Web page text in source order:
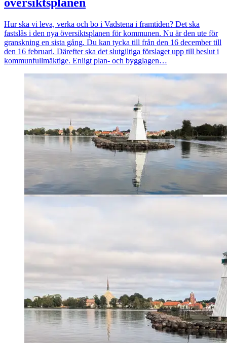
Hur ska vi leva, verka och bo i Vadstena i framtiden? Det ska
fastslås i den nya översiktsplanen för kommunen. Nu är den ute för
granskning en sista gång. Du kan tycka till från den 16 december till
den 16 februari. Därefter ska det slutgiltiga förslaget upp till beslut i
kommunfullmäktige. Enligt plan- och bygglagen…